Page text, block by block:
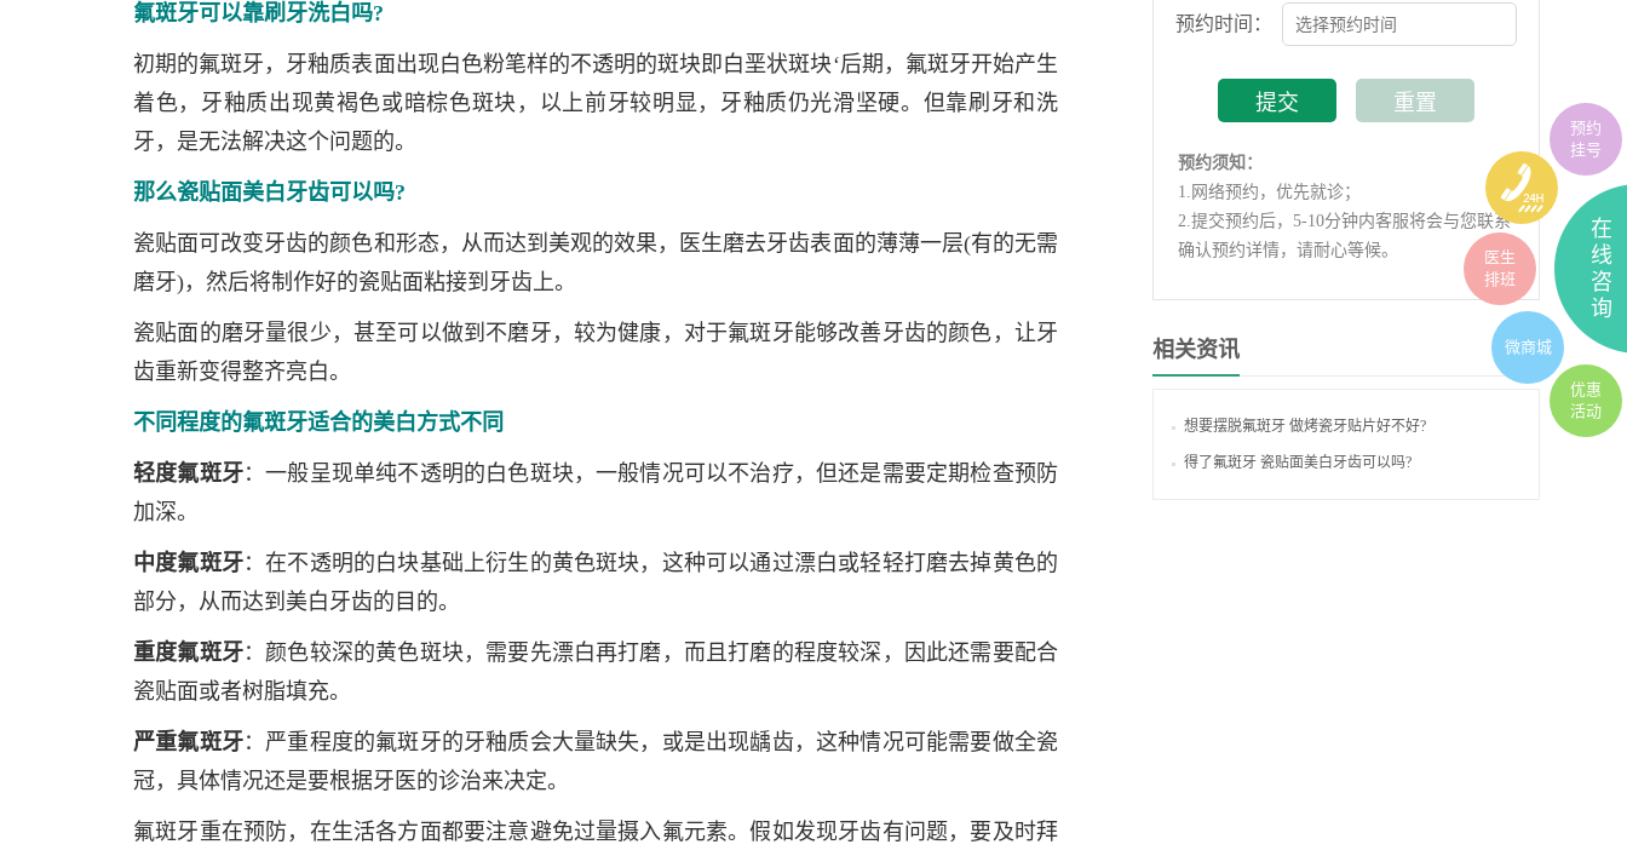
氟斑牙可以靠刷牙洗白吗?
初期的氟斑牙，牙釉质表面出现白色粉笔样的不透明的斑块即白垩状斑块‘后期，氟斑牙开始产生
着色，牙釉质出现黄褐色或暗棕色斑块，以上前牙较明显，牙釉质仍光滑坚硬。但靠刷牙和洗
牙，是无法解决这个问题的。
那么瓷贴面美白牙齿可以吗?
瓷贴面可改变牙齿的颜色和形态，从而达到美观的效果，医生磨去牙齿表面的薄薄一层(有的无需
磨牙)，然后将制作好的瓷贴面粘接到牙齿上。
瓷贴面的磨牙量很少，甚至可以做到不磨牙，较为健康，对于氟斑牙能够改善牙齿的颜色，让牙
齿重新变得整齐亮白。
不同程度的氟斑牙适合的美白方式不同
轻度氟斑牙：一般呈现单纯不透明的白色斑块，一般情况可以不治疗，但还是需要定期检查预防
加深。
中度氟斑牙：在不透明的白块基础上衍生的黄色斑块，这种可以通过漂白或轻轻打磨去掉黄色的
部分，从而达到美白牙齿的目的。
重度氟斑牙：颜色较深的黄色斑块，需要先漂白再打磨，而且打磨的程度较深，因此还需要配合
瓷贴面或者树脂填充。
严重氟斑牙：严重程度的氟斑牙的牙釉质会大量缺失，或是出现龋齿，这种情况可能需要做全瓷
冠，具体情况还是要根据牙医的诊治来决定。
氟斑牙重在预防，在生活各方面都要注意避免过量摄入氟元素。假如发现牙齿有问题，要及时拜
预约时间：
预约须知：
1. 网络预约，优先就诊；
2.提交预约后，5-10分钟内客服将会与您联系
确认预约详情，请耐心等候。
相关资讯
想要摆脱氟斑牙 做烤瓷牙贴片好不好?
得了氟斑牙 瓷贴面美白牙齿可以吗?
在
线
咨
询
预约
挂号
医生
排班
微商城
优惠
活动